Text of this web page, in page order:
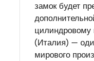
замок будет
цилиндровому
(Италия) —
мирового